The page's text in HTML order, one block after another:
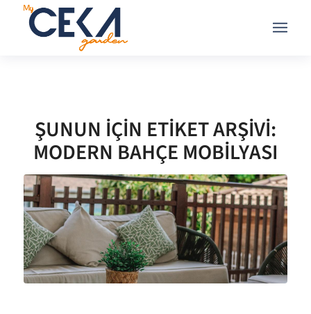
ŞUNUN IÇIN ETIKET ARŞIVI:
MODERN BAHÇE MOBILYASI